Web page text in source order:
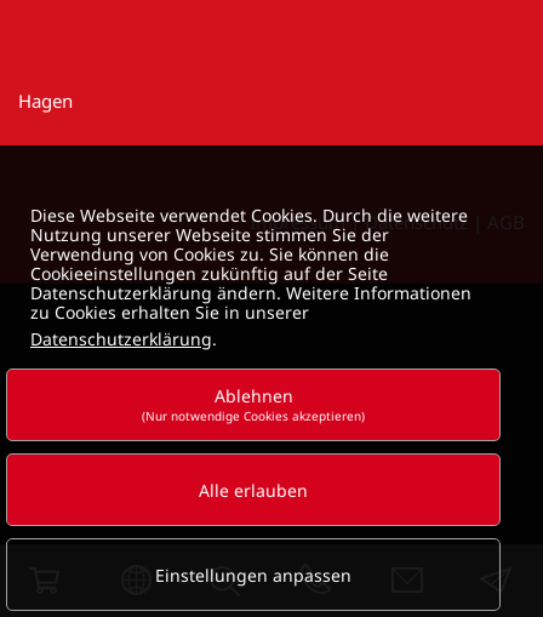
Hagen
Impressum|Datenschutz
Diese Webseite verwendet Cookies. Durch die weitere
Nutzung unserer Webseite stimmen Sie der
Verwendung von Cookies zu. Sie können die
Cookieeinstellungen zukünftig auf der Seite
Datenschutzerklärung ändern. Weitere Informationen
zu Cookies erhalten Sie in unserer
Datenschutzerklärung.
Ablehnen
(Nur notwendige Cookies akzeptieren)
Alle erlauben
Einstellungen anpassen